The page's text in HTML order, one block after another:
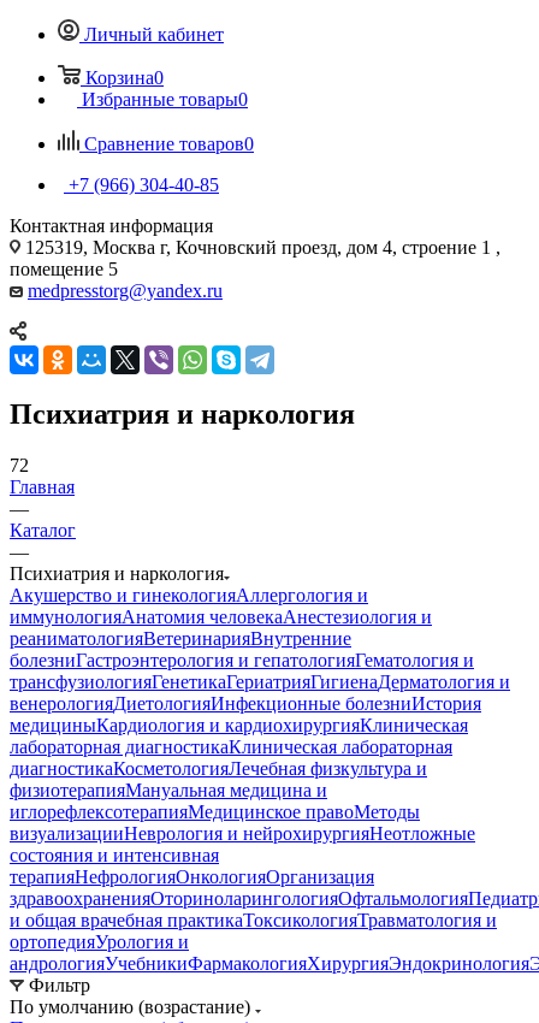
Личный кабинет
Корзина0
Избранные товары0
Сравнение товаров0
+7 (966) 304-40-85
Контактная информация
125319, Москва г, Кочновский проезд, дом 4, строение 1 ,
помещение 5
medpresstorg@yandex.ru
Психиатрия и наркология
72
Главная
—
Каталог
—
Психиатрия и наркология
Акушерство и гинекологияАллергология и
иммунологияАнатомия человекаАнестезиология и
реаниматологияВетеринарияВнутренние
болезниГастроэнтерология и гепатологияГематология и
трансфузиологияГенетикаГериатрияГигиенаДерматология и
венерологияДиетологияИнфекционные болезниИстория
медициныКардиология и кардиохирургияКлиническая
лабораторная диагностикаКлиническая лабораторная
диагностикаКосметологияЛечебная физкультура и
физиотерапияМануальная медицина и
иглорефлексотерапияМедицинское правоМетоды
визуализацииНеврология и нейрохирургияНеотложные
состояния и интенсивная
терапияНефрологияОнкологияОрганизация
здравоохраненияОториноларингологияОфтальмология
и общая врачебная практикаТоксикологияТравматология и
ортопедияУрология и
андрологияУчебникиФармакологияХирургияЭндокринология
Фильтр
По умолчанию (возрастание)